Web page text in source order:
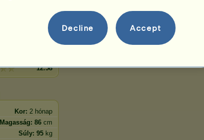
10.13
11.15
12.58
Kor: 2 hónap
Magasság: 86 cm
Súly: 95 kg
Decline Accept